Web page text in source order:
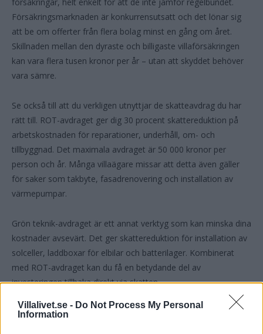
Villalivet.se - Do Not Process My Personal
Information
Försäkringsmarknaden är konkurrensutsatt och det lönar sig
att be om offerter från flera bolag minst en gång om året.
Skillnaden mellan den dyraste och billigaste villaförsäkringen
kan vara flera tusen kronor per år – utan att skyddet behöver
vara sämre.
Se också till att du verkligen utnyttjar de skatteavdrag du har
rätt till. ROT-avdraget ger dig 30 procent skattereduktion på
arbetskostnaden för reparationer, underhåll, om- och
tillbyggnad. Det maximala avdraget är 50 000 kronor per
person och år. Många villaägare missar att detta även gäller
för saker som takbyte, fasadrenovering och installation av
värmepumpar.
Grön teknik-avdraget är ett annat verktyg som kan minska dina
kostnader avsevärt. Det ger skattereduktion för installation av
solceller, laddboxar för elbilar och batterilager. Kombinerat
med ROT-avdraget kan du få en betydande del av
investeringen tillbaka direkt via skatten.
Nöjen och fritid – håll koll utan